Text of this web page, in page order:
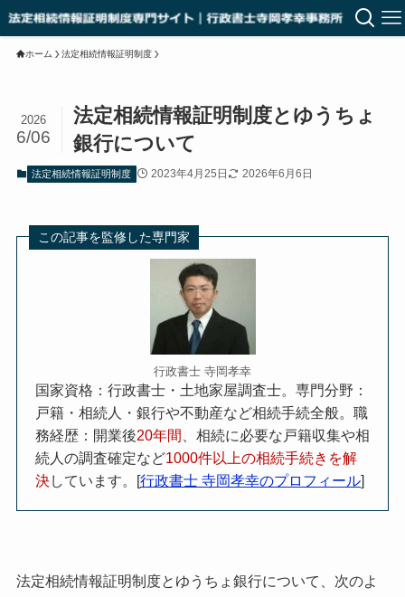
ホーム 法定相続情報証明制度
法定相続情報証明制度とゆうちょ
銀行について
2026
6/06
法定相続情報証明制度 2023年4月25日 2026年6月6日
この記事を監修した専門家
行政書士 寺岡孝幸
国家資格：行政書士・土地家屋調査士。 専門分野：
戸籍・相続人・銀行や不動産など相続手続全般。 職
務経歴：開業後20年間
、相続に必要な戸籍収集や相
続人の調査確定など1000件以上の相続手続きを解
決しています。 [行政書士 寺岡孝幸のプロフィール]
法定相続情報証明制度とゆうちょ銀行について、 次のよ